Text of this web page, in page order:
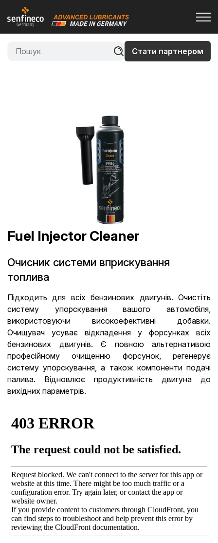
Стати партнером
Fuel Injector Cleaner
Oчисник системи вприскування
топлива
Підходить для всіх бензинових двигунів. Очистіть
систему упорскування вашого автомобіля,
використовуючи високоефективні добавки.
Очищувач усуває відкладення у форсунках всіх
бензинових двигунів. Є повною альтернативою
професійному очищенню форсунок, регенерує
систему упорскування, а також компоненти подачі
палива. Відновлює продуктивність двигуна до
вихідних параметрів.